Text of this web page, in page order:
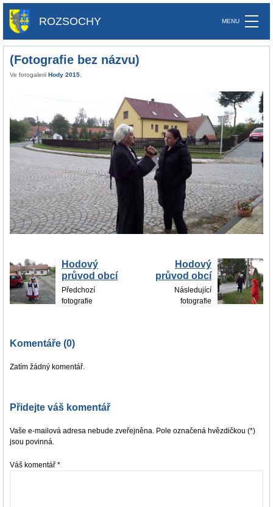
ROZSOCHY
(Fotografie bez názvu)
Ve fotogalerii Hody 2015
Hodový
průvod obcí
Předchozí
fotografie
Hodový
průvod obcí
Následující
fotografie
Komentáře (0)
Zatím žádný komentář.
Přidejte váš komentář
Vaše e-mailová adresa nebude zveřejněna. Pole označená hvězdičkou (*)
jsou povinná.
Váš komentář *